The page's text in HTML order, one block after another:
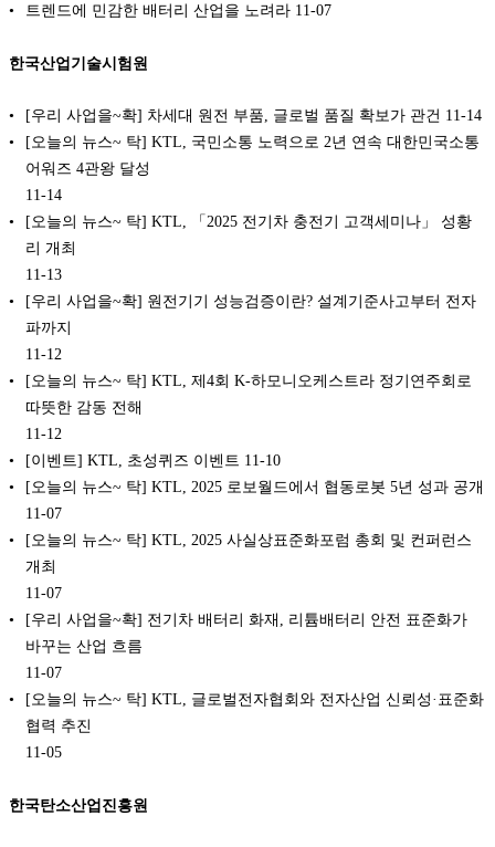
트렌드에 민감한 배터리 산업을 노려라 11-07
한국산업기술시험원
[우리 사업을~확] 차세대 원전 부품, 글로벌 품질 확보가 관건 11-14
[오늘의 뉴스~ 탁] KTL, 국민소통 노력으로 2년 연속 대한민국소통
어워즈 4관왕 달성
11-14
[오늘의 뉴스~ 탁] KTL, 「2025 전기차 충전기 고객세미나」 성황
리 개최
11-13
[우리 사업을~확] 원전기기 성능검증이란? 설계기준사고부터 전자
파까지
11-12
[오늘의 뉴스~ 탁] KTL, 제4회 K-하모니오케스트라 정기연주회로
따뜻한 감동 전해
11-12
[이벤트] KTL, 초성퀴즈 이벤트 11-10
[오늘의 뉴스~ 탁] KTL, 2025 로보월드에서 협동로봇 5년 성과 공개
11-07
[오늘의 뉴스~ 탁] KTL, 2025 사실상표준화포럼 총회 및 컨퍼런스
개최
11-07
[우리 사업을~확] 전기차 배터리 화재, 리튬배터리 안전 표준화가
바꾸는 산업 흐름
11-07
[오늘의 뉴스~ 탁] KTL, 글로벌전자협회와 전자산업 신뢰성·표준화
협력 추진
11-05
한국탄소산업진흥원